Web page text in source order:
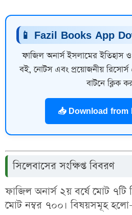
📱 Fazil Books App
ফাজিল অনার্স ইসলামের ইতিহাস ও
বই, নোটস এবং প্রয়োজনীয়
বাটনে ক্লিক
📥 Download from
সিলেবাসের সংক্ষিপ্ত বিবরণ
ফাজিল অনার্স ২য় বর্ষে মোট ৭টি
মোট নম্বর ৭০০। বিষয়সমূহ